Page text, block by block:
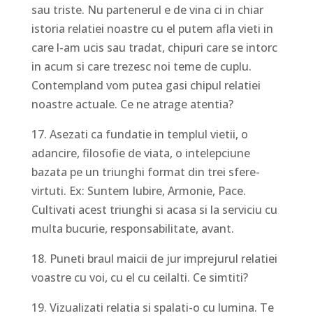
sau triste. Nu partenerul e de vina ci in chiar
istoria relatiei noastre cu el putem afla vieti in
care l-am ucis sau tradat, chipuri care se intorc
in acum si care trezesc noi teme de cuplu.
Contempland vom putea gasi chipul relatiei
noastre actuale. Ce ne atrage atentia?
17. Asezati ca fundatie in templul vietii, o
adancire, filosofie de viata, o intelepciune
bazata pe un triunghi format din trei sfere-
virtuti. Ex: Suntem Iubire, Armonie, Pace.
Cultivati acest triunghi si acasa si la serviciu cu
multa bucurie, responsabilitate, avant.
18. Puneti braul maicii de jur imprejurul relatiei
voastre cu voi, cu el cu ceilalti. Ce simtiti?
19. Vizualizati relatia si spalati-o cu lumina. Te